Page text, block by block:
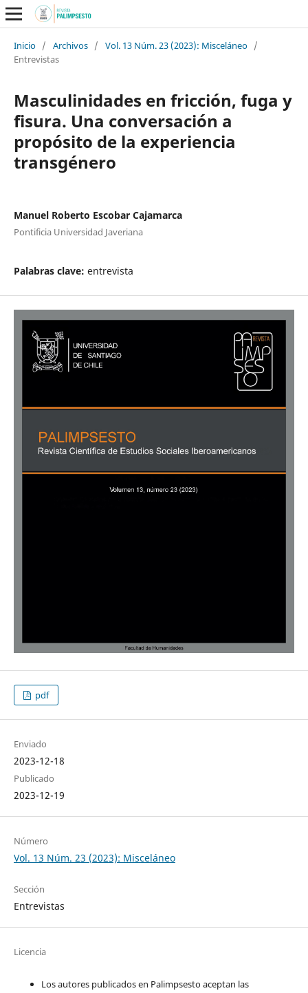
Inicio / Archivos / Vol. 13 Núm. 23 (2023): Misceláneo /
Entrevistas
Masculinidades en fricción, fuga y
fisura. Una conversación a
propósito de la experiencia
transgénero
Manuel Roberto Escobar Cajamarca
Pontificia Universidad Javeriana
Palabras clave: entrevista
pdf
Enviado
2023-12-18
Publicado
2023-12-19
Número
Vol. 13 Núm. 23 (2023): Misceláneo
Sección
Entrevistas
Licencia
Los autores publicados en Palimpsesto aceptan las